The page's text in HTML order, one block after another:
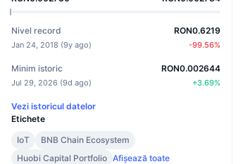
Nivel record
Jan 24, 2018 (9y ago)
RON0.6219
-99.56%
Minim istoric
Jul 29, 2026 (9d ago)
RON0.002644
+3.69%
Vezi istoricul datelor
Etichete
IoT
BNB Chain Ecosystem
Huobi Capital Portfolio Afișează toate